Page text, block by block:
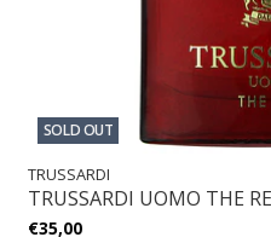
SOLD OUT
TRUSSARDI
TRUSSARDI UOMO THE
€35,00